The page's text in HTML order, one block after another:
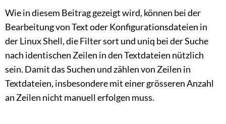
Wie in diesem Beitrag gezeigt wird, können bei der
Bearbeitung von Text oder Konfigurationsdateien in
der Linux Shell, die Filter sort und uniq bei der Suche
nach identischen Zeilen in den Textdateien nützlich
sein. Damit das Suchen und zählen von Zeilen in
Textdateien, insbesondere mit einer grösseren Anzahl
an Zeilen nicht manuell erfolgen muss.